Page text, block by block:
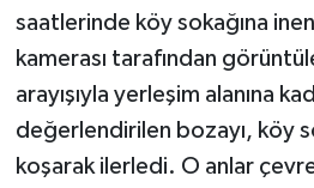
saatlerinde köy sokağına
kamerası tarafından
arayışıyla yerleşim alanına
değerlendirilen bozayı, köy
koşarak ilerledi. O anlar